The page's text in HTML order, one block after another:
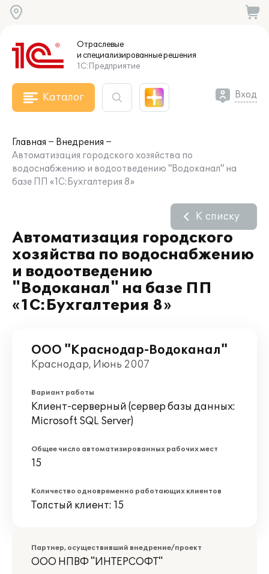
Отраслевые
и специализированныерешения
1С:Предприятие
Каталог Вход
Главная
Внедрения
Автоматизация городского хозяйства по
водоснабжению и водоотведению "Водоканал" на
базе ПП «1С:Бухгалтерия 8»
Автоматизация городского
хозяйства по водоснабжению
и водоотведению
"Водоканал" на базе ПП
«1С:Бухгалтерия 8»
К списку
ООО "Краснодар-Водоканал"
Краснодар, Июнь 2007
Вариант работы
Клиент-серверный (сервер базы данных:
Microsoft SQL Server)
Общее число автоматизированных рабочих мест
15
Количество одновременно работающих клиентов
Толстый клиент: 15
Партнер, осуществивший внедрение/проект
ООО НПВФ "ИНТЕРСОФТ"